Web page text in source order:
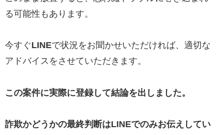
る可能性もあります。
今すぐLINEで状況をお聞かせいただければ、適切な
アドバイスをさせていただきます。
この案件に実際に登録して結論を出しました。
詐欺かどうかの最終判断はLINEでのみお伝えしてい